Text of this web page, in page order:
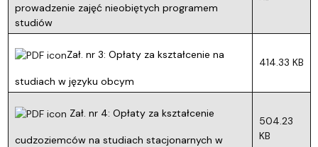
prowadzenie zajęć nieobiętych programem
studiów
Zał. nr 3: Opłaty za kształcenie na
studiach w języku obcym
414.33 KB
Zał. nr 4: Opłaty za kształcenie
cudzoziemców na studiach stacjonarnych w
504.23
KB